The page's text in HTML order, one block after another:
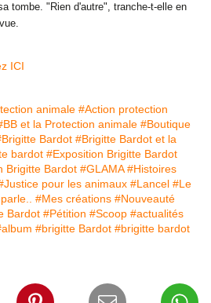
tombe. "Rien d'autre", tranche-t-elle en
ICI
animale #Action protection
et la Protection animale #Boutique
Bardot #Brigitte Bardot et la
bardot #Exposition Brigitte Bardot
Brigitte Bardot #GLAMA #Histoires
pour les animaux #Lancel #Le
#Mes créations #Nouveauté
Bardot #Pétition #Scoop #actualités
#brigitte Bardot #brigitte bardot